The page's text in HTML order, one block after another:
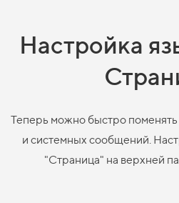
Настройка
Теперь можно быстро поменять
и системных сообщений.
"Страница" на верхней